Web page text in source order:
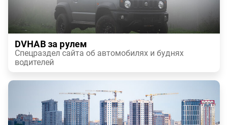
DVHAB за рулем
Спецраздел сайта об автомобилях и буднях
водителей